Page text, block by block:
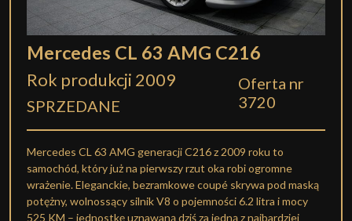
Mercedes CL 63 AMG C216
Rok produkcji 2009
SPRZEDANE
Oferta nr
3720
Mercedes CL 63 AMG generacji C216 z 2009 roku to
samochód, który już na pierwszy rzut oka robi ogromne
wrażenie. Eleganckie, bezramkowe coupé skrywa pod maską
potężny, wolnossący silnik V8 o pojemności 6.2 litra i mocy
525 KM – jednostkę uznawaną dziś za jedną z najbardziej